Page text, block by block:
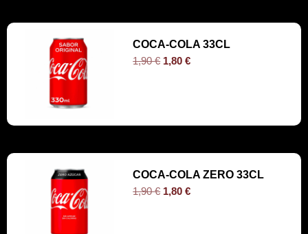
COCA-COLA 33CL
1,90€ 1,80€
COCA-COLA ZERO 33CL
1,90€ 1,80€